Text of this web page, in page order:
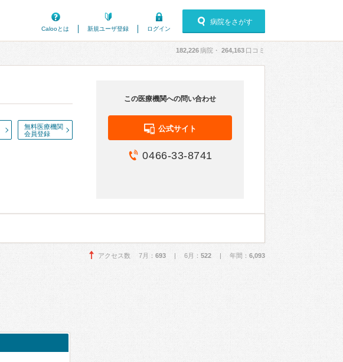
Calooとは
新規ユーザ登録 ログイン
病院をさがす
182,226病院・ 264,163 口コミ
無料医療機関
会員登録
この医療機関への問い合わせ
公式サイト
0466-33-8741
アクセス数 7月： 693 | 6月： 522 | 年間： 6,093